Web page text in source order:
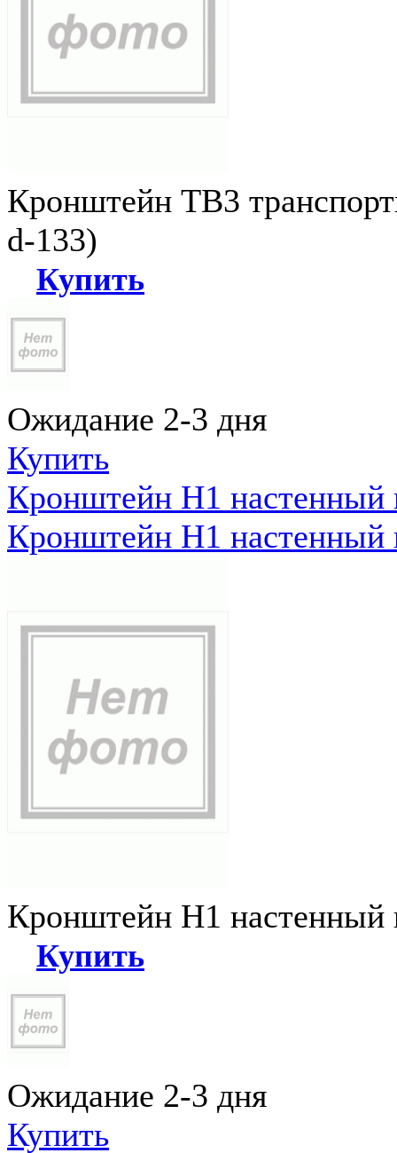
Кронштейн ТВ3
d-133)
Купить
Ожидание 2-3 дня
Купить
Кронштейн Н1
Кронштейн Н1
Кронштейн Н1
Купить
Ожидание 2-3 дня
Купить